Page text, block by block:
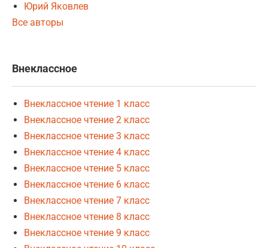
Юрий Яковлев
Все авторы
Внеклассное
Внеклассное чтение 1 класс
Внеклассное чтение 2 класс
Внеклассное чтение 3 класс
Внеклассное чтение 4 класс
Внеклассное чтение 5 класс
Внеклассное чтение 6 класс
Внеклассное чтение 7 класс
Внеклассное чтение 8 класс
Внеклассное чтение 9 класс